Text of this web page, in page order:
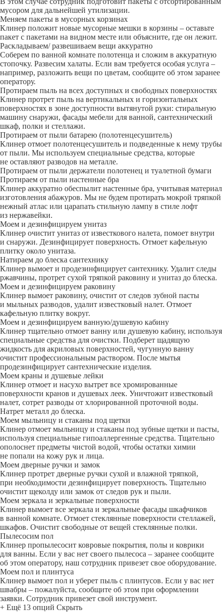
мусором для дальнейшей утилизации.
Меняем пакеты в мусорных корзинах
Клинер положит новые мусорные мешки в корзины – оставьте
пакет с пакетами на видном месте или объясните, где он лежит.
Раскладываем/ развешиваем вещи аккуратно
Соберем по ванной комнате полотенца и сложим в аккуратную
стопочку. Развесим халаты. Если вам требуется особая услуга –
например, разложить вещи по цветам, сообщите об этом заранее
оператору.
Протираем пыль на всех доступных и свободных поверхностях
Клинер протрет пыль на вертикальных и горизонтальных
поверхностях в зоне доступности вытянутой руки: стиральную
машину снаружи, фасады мебели для ванной, сантехнический
шкаф, полки и стеллажи.
Протираем от пыли батарею (полотенцесушитель)
Клинер отмоет полотенцесушитель и подведенные к нему трубы
от пыли. Мы используем специальные средства, которые
не оставляют разводов на металле.
Протираем от пыли держатели полотенец и туалетной бумаги
Протираем от пыли настенные бра
Клинер аккуратно обеспылит настенные бра, учитывая материал
изготовления абажуров. Мы не будем протирать мокрой тряпкой
нежный атлас или царапать стильную лампу в стиле лофт
из нержавейки.
Моем и дезинфицируем унитаз
Клинер очистит унитаз от известкового налета, помоет внутри
и снаружи. Дезинфицирует поверхность. Отмоет кафельную
плитку около унитаза.
Натираем до блеска сантехнику
Клинер вымоет и продезинфицирует сантехнику. Удалит следы
ржавчины, протрет сухой тряпкой раковину и унитаз до блеска.
Моем и дезинфицируем раковину
Клинер вымоет раковину, очистит от следов зубной пасты
и мыльных разводов, удалит известковый налет. Отмоет
кафельную плитку вокруг.
Моем и дезинфицируем ванную/душевую кабину
Клинер тщательно отмоет ванну или душевую кабину, используя
специальные средства для очистки. Подберет щадящую
жидкость для акриловых поверхностей, чугунную ванну
очистит профессиональным раствором. После мытья
продезинфицирует сантехнические изделия.
Моем краны и душевые лейки
Клинер отмоет и насухо вытрет все хромированные
поверхности кранов и душевых леек. Уничтожит известковый
налет, сотрет разводы от хлорированной проточной воды.
Натрет металл до блеска.
Моем мыльницу и стаканы под щетки
Клинер отмоет мыльницу и стаканы под зубные щетки и пасты,
используя специальные гипоаллергенные средства. Тщательно
ополоснет предметы чистой водой, чтобы остатки химии
не попали на кожу рук и лица.
Моем дверные ручки и замок
Клинер протрет дверные ручки сухой и влажной тряпкой,
при необходимости дезинфицирует поверхность. Тщательно
очистит щеколду или замок от следов рук и пыли.
Моем зеркала и зеркальные поверхности
Клинер вымоет все зеркала и зеркальные фасады шкафчиков
в ванной комнате. Отмоет стеклянные поверхности стеллажей,
шкафов. Очистит свободные от вещей стеклянные полки.
Пылесосим пол
Клинер пропылесосит ковровые покрытия, полы и коврики
для ванны. Если у вас нет своего пылесоса – заранее сообщите
об этом оператору, наш сотрудник привезет свое оборудование.
Моем пол и плинтуса
Клинер вымоет пол и уберет пыль с плинтусов. Если у вас нет
швабры – пожалуйста, сообщите об этом при оформлении
заявки. Сотрудник привезет свой инструмент.
+ Ещё 13 опций Скрыть